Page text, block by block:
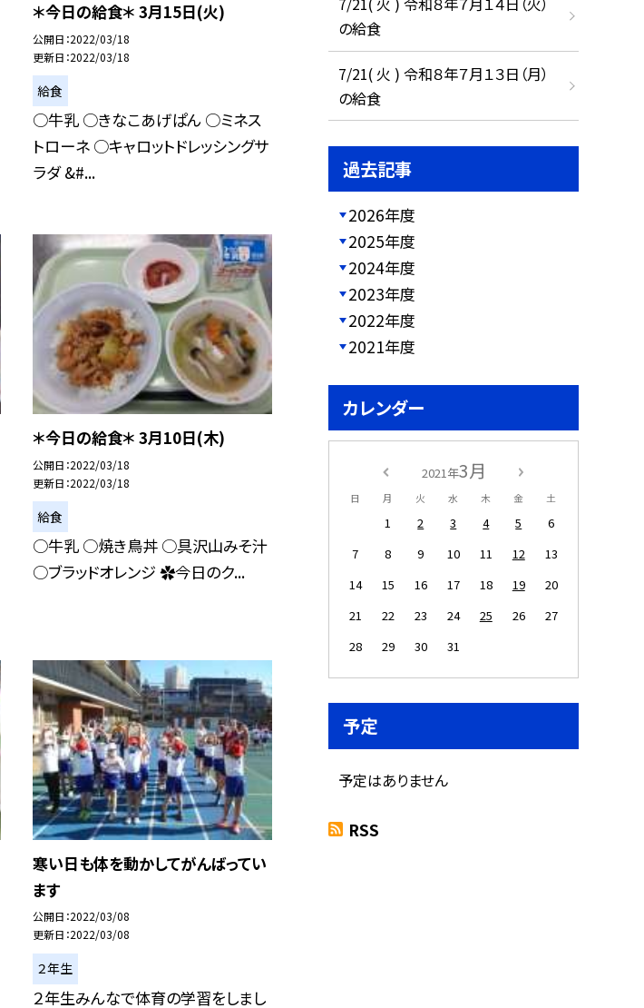
＊今日の給食＊ 3月15日(火)
公開日 2022/03/18
更新日 2022/03/18
給食
○牛乳 ○きなこあげぱん ○ミネス
トローネ ○キャロットドレッシングサ
ラダ &#...
＊今日の給食＊ 3月10日(木)
公開日 2022/03/18
更新日 2022/03/18
給食
○牛乳 ○焼き鳥丼 ○具沢山みそ汁
○ブラッドオレンジ ✿今日のク...
寒い日も体を動かしてがんばってい
ます
公開日 2022/03/08
更新日 2022/03/08
２年生
２年生みんなで体育の学習をしまし
の給食
7/21( 火 ) 令和８年７月１３日（月）
の給食
過去記事
2026年度
2025年度
2024年度
2023年度
2022年度
2021年度
カレンダー
2021年3月
日 月 火 水 木 金 土
1 2 3 4 5
6
7
8 9 10 11 12
13
14
15 16 17 18 19
20
21
22 23 24 25 26
27
28
29 30 31
予定
予定はありません
RSS